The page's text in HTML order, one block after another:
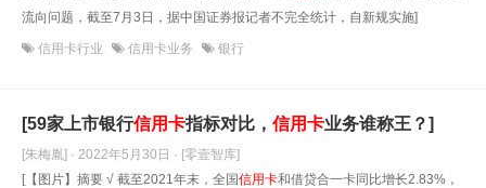
流向问题，截至7月3日，据中国证券报记者不完全统计，自新规实施]
信用卡行业 信用卡业务 银行
[59家上市银行信用卡指标对比， 信用卡业务谁称王？]
[朱梅胤] · 2022年5月30日 · [零壹智库]
[【图片】摘要 √ 截至2021年末，全国信用卡和借贷合一卡同比增长2.83%，